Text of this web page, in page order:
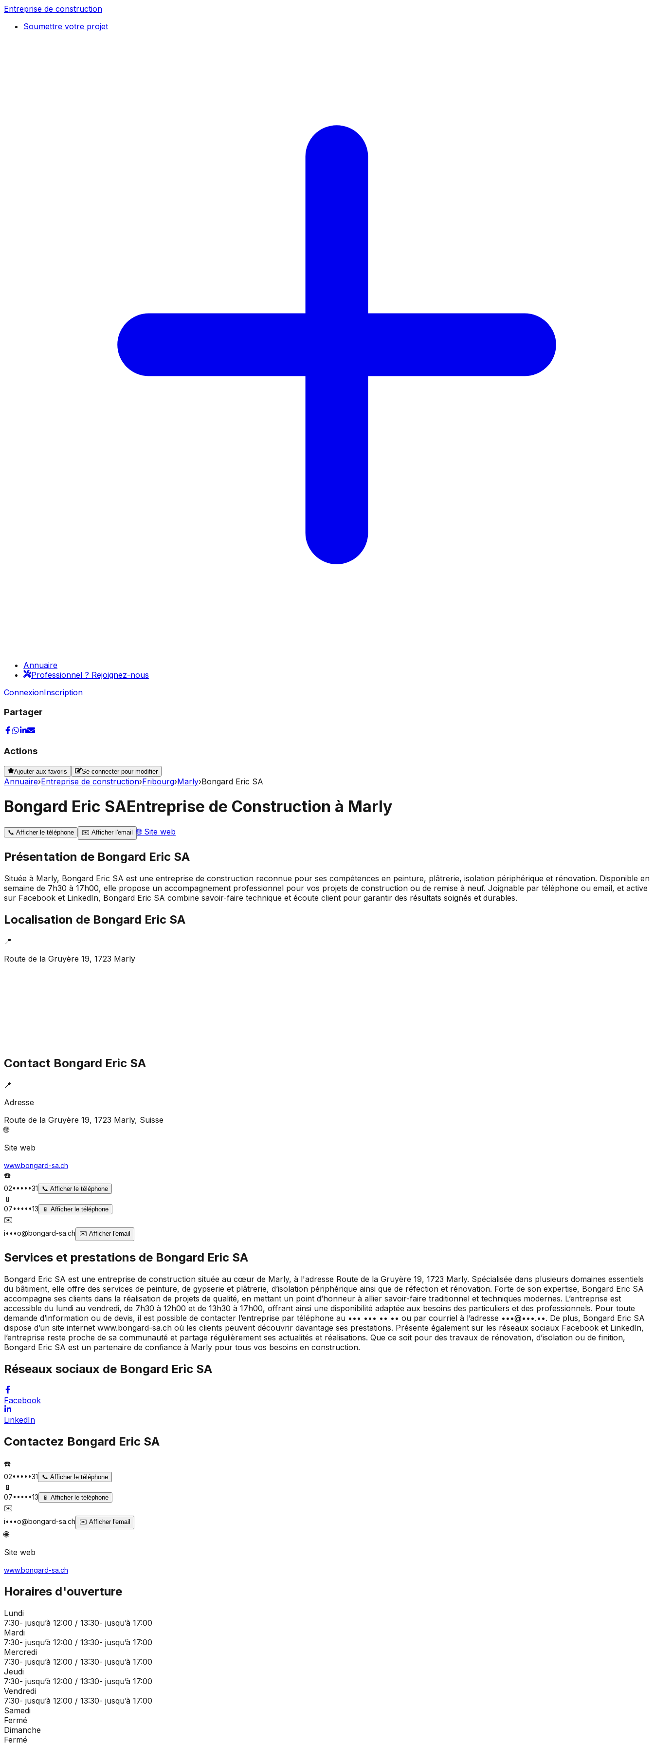
Entreprise de construction
Soumettre votre projet
Annuaire
Professionnel ? Rejoignez-nous
ConnexionInscription
Partager
Actions
Ajouter aux favoris Se connecter pour modifier
Annuaire›Entreprise de construction›Fribourg›Marly›Bongard Eric SA
Bongard Eric SAEntreprise de Construction à Marly
📞 Afficher le téléphone ✉️ Afficher l'email 🌐Site web
Présentation de Bongard Eric SA
Située à Marly, Bongard Eric SA est une entreprise de construction reconnue pour ses compétences en peinture, plâtrerie, isolation périphérique et rénovation. Disponible en
semaine de 7h30 à 17h00, elle propose un accompagnement professionnel pour vos projets de construction ou de remise à neuf. Joignable par téléphone ou email, et active
sur Facebook et LinkedIn, Bongard Eric SA combine savoir-faire technique et écoute client pour garantir des résultats soignés et durables.
Localisation de Bongard Eric SA
📍
Route de la Gruyère 19, 1723 Marly
Contact Bongard Eric SA
📍
Adresse
Route de la Gruyère 19, 1723 Marly, Suisse
🌐
Site web
www.bongard-sa.ch
☎️
02•••••31 📞 Afficher le téléphone
📱
07•••••13 📱 Afficher le téléphone
✉️
i•••o@bongard-sa.ch ✉️ Afficher l'email
Services et prestations de Bongard Eric SA
Bongard Eric SA est une entreprise de construction située au cœur de Marly, à l'adresse Route de la Gruyère 19, 1723 Marly. Spécialisée dans plusieurs domaines essentiels
du bâtiment, elle offre des services de peinture, de gypserie et plâtrerie, d’isolation périphérique ainsi que de réfection et rénovation. Forte de son expertise, Bongard Eric SA
accompagne ses clients dans la réalisation de projets de qualité, en mettant un point d’honneur à allier savoir-faire traditionnel et techniques modernes. L’entreprise est
accessible du lundi au vendredi, de 7h30 à 12h00 et de 13h30 à 17h00, offrant ainsi une disponibilité adaptée aux besoins des particuliers et des professionnels. Pour toute
demande d’information ou de devis, il est possible de contacter l’entreprise par téléphone au ••• ••• •• •• ou par courriel à l’adresse •••@•••.••. De plus, Bongard Eric SA
dispose d’un site internet www.bongard-sa.ch où les clients peuvent découvrir davantage ses prestations. Présente également sur les réseaux sociaux Facebook et LinkedIn,
l’entreprise reste proche de sa communauté et partage régulièrement ses actualités et réalisations. Que ce soit pour des travaux de rénovation, d’isolation ou de finition,
Bongard Eric SA est un partenaire de confiance à Marly pour tous vos besoins en construction.
Réseaux sociaux de Bongard Eric SA
Facebook
LinkedIn
Contactez Bongard Eric SA
☎️
02•••••31 📞 Afficher le téléphone
📱
07•••••13 📱 Afficher le téléphone
✉️
i•••o@bongard-sa.ch ✉️ Afficher l'email
🌐
Site web
www.bongard-sa.ch
Horaires d'ouverture
Lundi
7:30- jusqu’à 12:00 / 13:30- jusqu’à 17:00
Mardi
7:30- jusqu’à 12:00 / 13:30- jusqu’à 17:00
Mercredi
7:30- jusqu’à 12:00 / 13:30- jusqu’à 17:00
Jeudi
7:30- jusqu’à 12:00 / 13:30- jusqu’à 17:00
Vendredi
7:30- jusqu’à 12:00 / 13:30- jusqu’à 17:00
Samedi
Fermé
Dimanche
Fermé